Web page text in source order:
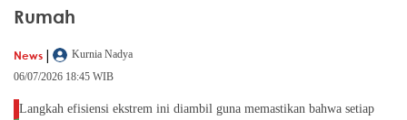
Rumah
News |
Kurnia Nadya
06/07/2026 18:45 WIB
Langkah efisiensi ekstrem ini diambil guna memastikan bahwa setiap